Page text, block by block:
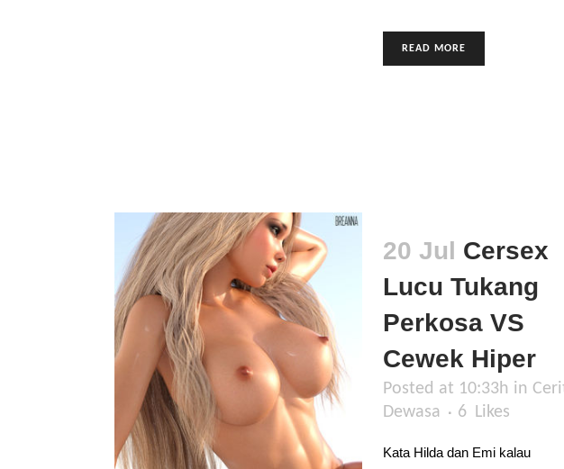
READ MORE
20 Jul Cersex
Lucu Tukang
Perkosa VS
Cewek Hiper
Posted at 10:33h in
Dewasa
6 Likes
Kata Hilda dan Emi kalau